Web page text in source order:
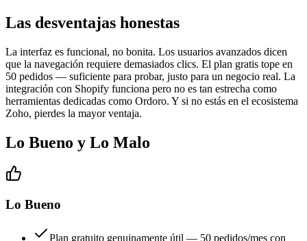
Las desventajas honestas
La interfaz es funcional, no bonita. Los usuarios avanzados dicen
que la navegación requiere demasiados clics. El plan gratis tope en
50 pedidos — suficiente para probar, justo para un negocio real. La
integración con Shopify funciona pero no es tan estrecha como
herramientas dedicadas como Ordoro. Y si no estás en el ecosistema
Zoho, pierdes la mayor ventaja.
Lo Bueno y Lo Malo
Lo Bueno
Plan gratuito genuinamente útil — 50 pedidos/mes con